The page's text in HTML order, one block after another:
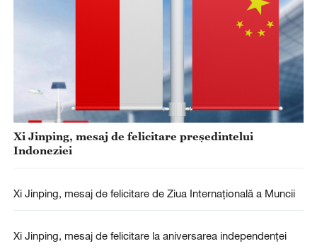
Xi Jinping, mesaj de felicitare președintelui
Indoneziei
Xi Jinping, mesaj de felicitare de Ziua Internațională a Muncii
Xi Jinping, mesaj de felicitare la aniversarea independenței